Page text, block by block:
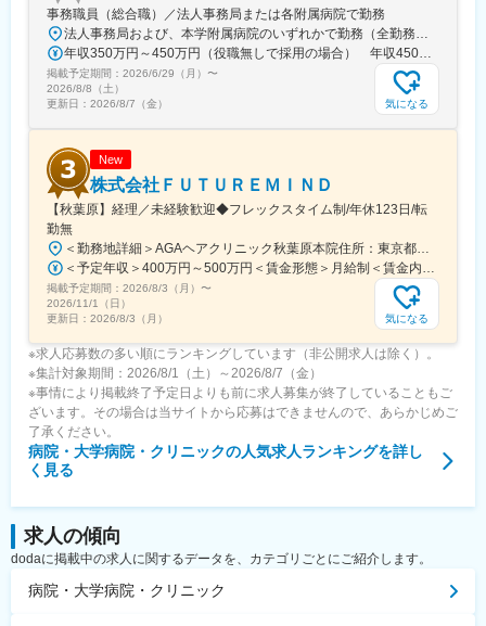
事務職員（総合職）／法人事務局または各附属病院で勤務
法人事務局および、本学附属病院のいずれかで勤務（全勤務地、最寄り駅から徒歩5分以内）【関西医科大学 法人事務局】大阪府枚方市新町2丁目5-1■京阪本線 枚方市駅～徒歩5分※京阪 枚方市駅まで…・京阪 京橋駅から特急乗車14分・京阪 中書島駅から特急乗車16分【附属病院】大阪府枚方市新町2丁目3-1■京阪本線 枚方市駅～徒歩3分【総合医療センター】大阪府守口市文園町10-15■京阪本線 滝井駅～徒歩3分■地下鉄谷町線・今里筋線 太子橋今市駅～徒歩5分 ※京阪 滝井駅まで… ・京阪 京橋駅から各停乗車9分 ※谷町線 太子橋今市駅まで…・谷町線 大日駅から乗車8分・谷町線 東梅田駅から乗車13分【香里病院】大阪府寝屋川市香里本通町8-45■京阪本線 香里園駅～徒歩1分 ※京阪 香里園駅まで… ・京阪 京橋駅・樟葉駅から準急乗車15分 ・京阪中書島駅から準急乗車35分（特急乗車、枚方市駅で乗り換えると25分） ◎経験・能力など適性を考慮し配属します。 ※転居を伴う転勤なし※U・Iターン歓迎
年収350万円～450万円（役職無しで採用の場合） 年収450万円～550万円（主任級で採用の場合）
掲載予定期間： 2026/6/29（月） 〜
2026/8/8（土）
更新日： 2026/8/7（金） 気になる
New
株式会社ＦＵＴＵＲＥＭＩＮＤ
【秋葉原】経理／未経験歓迎◆フレックスタイム制/年休123日/転
勤無
＜勤務地詳細＞AGAヘアクリニック秋葉原本院住所：東京都千代田区外神田3-12-8 住友不動産秋葉原ビル9F受動喫煙対策：屋内全面禁煙変更の範囲：会社の定める事業所（リモートワーク含む）
＜予定年収＞400万円～500万円＜賃金形態＞月給制＜賃金内訳＞月額（基本給）：275,000円～350,000円＜月給＞275,000円～350,000円＜昇給有無＞有＜残業手当＞有＜給与補足＞■ 多職種手当:5万円（複数の職種をマルチに対応するスタッフへの手当） ■ 多エリア手当:4万円（複数の拠点を横断してくれるスタッフへの手当） ■ 役職手当:0～52万円■ 達成手当：0～100万円（半期評価によって増減する手当）賃金はあくまでも目安の金額であり、選考を通じて上下する可能性があります。月給(月額)は固定手当を含めた表記です。
掲載予定期間： 2026/8/3（月） 〜
2026/11/1（日）
更新日： 2026/8/3（月） 気になる
※求人応募数の多い順にランキングしています（非公開求人は除く）。
※集計対象期間：2026/8/1（土）～2026/8/7（金）
※事情により掲載終了予定日よりも前に求人募集が終了していることもご
ざいます。その場合は当サイトから応募はできませんので、あらかじめご
了承ください。
病院・大学病院・クリニックの人気求人ランキングを詳し
く見る
求人の傾向
dodaに掲載中の求人に関するデータを、カテゴリごとにご紹介します。
病院・大学病院・クリニック